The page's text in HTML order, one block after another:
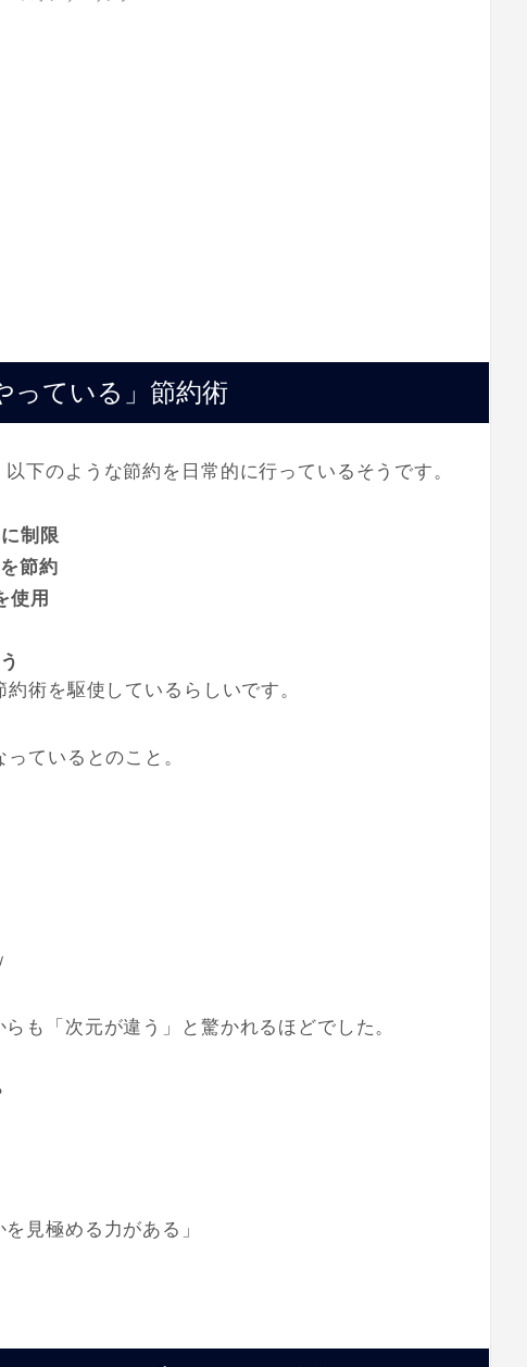
っている」節約術
下のような節約を日常的に行っているそうです。
制限
節約
使用
術を駆使しているらしいです。
ているとのこと。
も「次元が違う」と驚かれるほどでした。
見極める力がある」